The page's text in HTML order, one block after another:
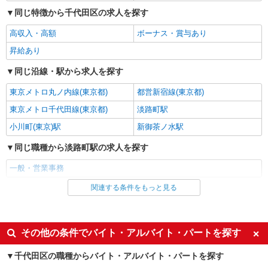
派遣社員
株式会社パソナ・東京キャリアセンター/KT600116026002
東京都千代田区（赤坂見附駅）
キープ
派遣社員
株式会社パソナ・東京キャリアセンター/KT600117149801
NEW
一般事務
基づき交通費支給
キープ 詳細を見る
派遣社員
同じ特徴から千代田区の求人を探す
高収入・高額
ボーナス・賞与あり
昇給あり
同じ沿線・駅から求人を探す
東京メトロ丸ノ内線(東京都)
都営新宿線(東京都)
東京メトロ千代田線(東京都)
淡路町駅
小川町(東京)駅
新御茶ノ水駅
同じ職種から淡路町駅の求人を探す
一般・営業事務
同じ雇用形態から淡路町駅の求人を探す
同じ特徴から淡路町駅の求人を探す
高収入・高額
ボーナス・賞与あり
関連する条件をもっと見る
その他の条件でバイト・アルバイト・パートを探す
千代田区の職種からバイト・アルバイト・パートを探す